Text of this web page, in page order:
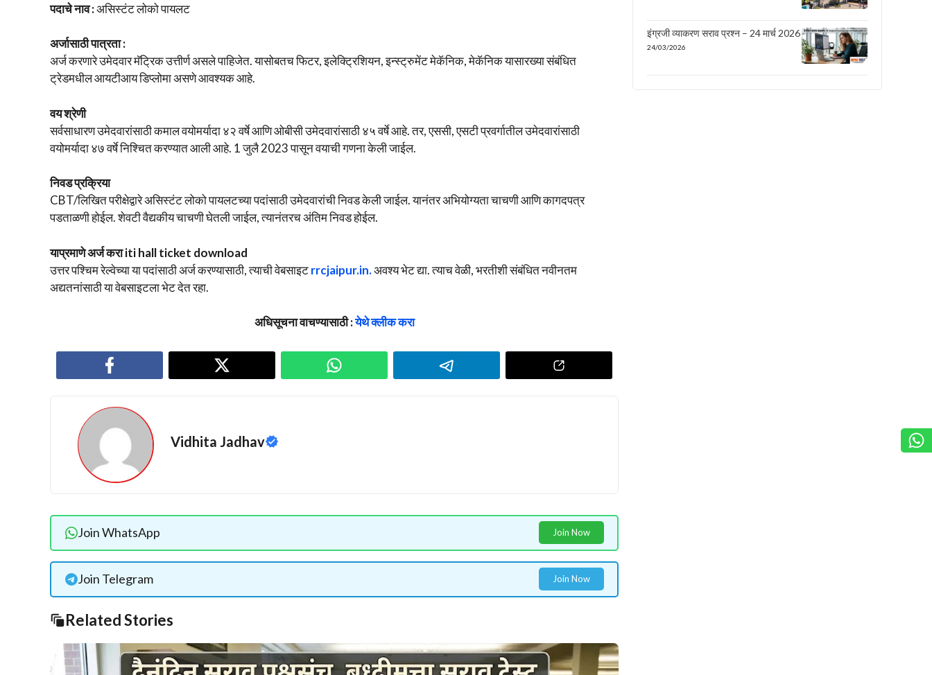
पदाचे नाव :असिस्टंट लोको पायलट
अर्जासाठी पात्रता :
अर्ज करणारे उमेदवार मॅट्रिक उत्तीर्ण असले पाहिजेत. यासोबतच फिटर, इलेक्ट्रिशियन, इन्स्ट्रुमेंट मेकॅनिक, मेकॅनिक यासारख्या संबंधित
ट्रेडमधील आयटीआय डिप्लोमा असणे आवश्यक आहे.
वय श्रेणी
सर्वसाधारण उमेदवारांसाठी कमाल वयोमर्यादा ४२ वर्षे आणि ओबीसी उमेदवारांसाठी ४५ वर्षे आहे. तर, एससी, एसटी प्रवर्गातील उमेदवारांसाठी
वयोमर्यादा ४७ वर्षे निश्चित करण्यात आली आहे. 1 जुलै 2023 पासून वयाची गणना केली जाईल.
निवड प्रक्रिया
CBT/लिखित परीक्षेद्वारे असिस्टंट लोको पायलटच्या पदांसाठी उमेदवारांची निवड केली जाईल. यानंतर अभियोग्यता चाचणी आणि कागदपत्र
पडताळणी होईल. शेवटी वैद्यकीय चाचणी घेतली जाईल, त्यानंतरच अंतिम निवड होईल.
याप्रमाणे अर्ज करा iti hall ticket download
उत्तर पश्चिम रेल्वेच्या या पदांसाठी अर्ज करण्यासाठी, त्याची वेबसाइटrrcjaipur.in.अवश्य भेट द्या. त्याच वेळी, भरतीशी संबंधित नवीनतम
अद्यतनांसाठी या वेबसाइटला भेट देत रहा.
अधिसूचना वाचण्यासाठी :येथे क्लीक करा
Vidhita Jadhav
Join WhatsApp Join Now
Join Telegram Join Now
Related Stories
इंग्रजी व्याकरण सराव प्रश्न – 24 मार्च 2026
24/03/2026